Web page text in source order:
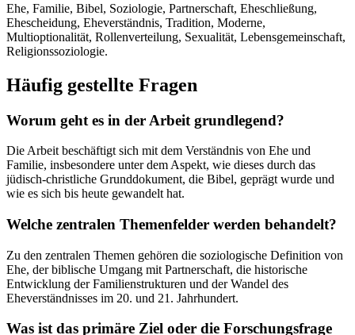
Ehe, Familie, Bibel, Soziologie, Partnerschaft, Eheschließung,
Ehescheidung, Eheverständnis, Tradition, Moderne,
Multioptionalität, Rollenverteilung, Sexualität, Lebensgemeinschaft,
Religionssoziologie.
Häufig gestellte Fragen
Worum geht es in der Arbeit grundlegend?
Die Arbeit beschäftigt sich mit dem Verständnis von Ehe und
Familie, insbesondere unter dem Aspekt, wie dieses durch das
jüdisch-christliche Grunddokument, die Bibel, geprägt wurde und
wie es sich bis heute gewandelt hat.
Welche zentralen Themenfelder werden behandelt?
Zu den zentralen Themen gehören die soziologische Definition von
Ehe, der biblische Umgang mit Partnerschaft, die historische
Entwicklung der Familienstrukturen und der Wandel des
Eheverständnisses im 20. und 21. Jahrhundert.
Was ist das primäre Ziel oder die Forschungsfrage